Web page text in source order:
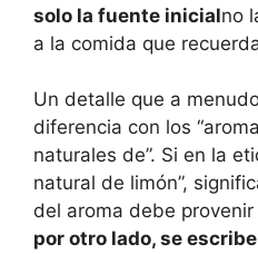
solo la fuente inicialno
a la comida que
Un detalle que a
diferencia con los
naturales de”. Si en la
natural de limón”,
del aroma debe
por otro lado, se